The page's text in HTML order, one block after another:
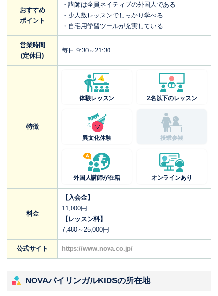
おすすめ
ポイント
・講師は全員ネイティブの外国人である
・少人数レッスンでしっかり学べる
・自宅用学習ツールが充実している
営業時間
(定休日)
毎日 9:30～21:30
特徴
体験レッスン 2名以下のレッスン
異文化体験 授業参観
外国人講師が在籍 オンラインあり
料金
【入会金】
11,000円
【レッスン料】
7,480～25,000円
公式サイト https://www.nova.co.jp/
NOVAバイリンガルKIDSの所在地